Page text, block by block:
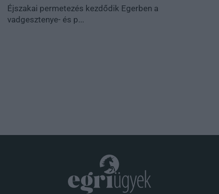
Éjszakai permetezés kezdődik Egerben a
vadgesztenye- és p...